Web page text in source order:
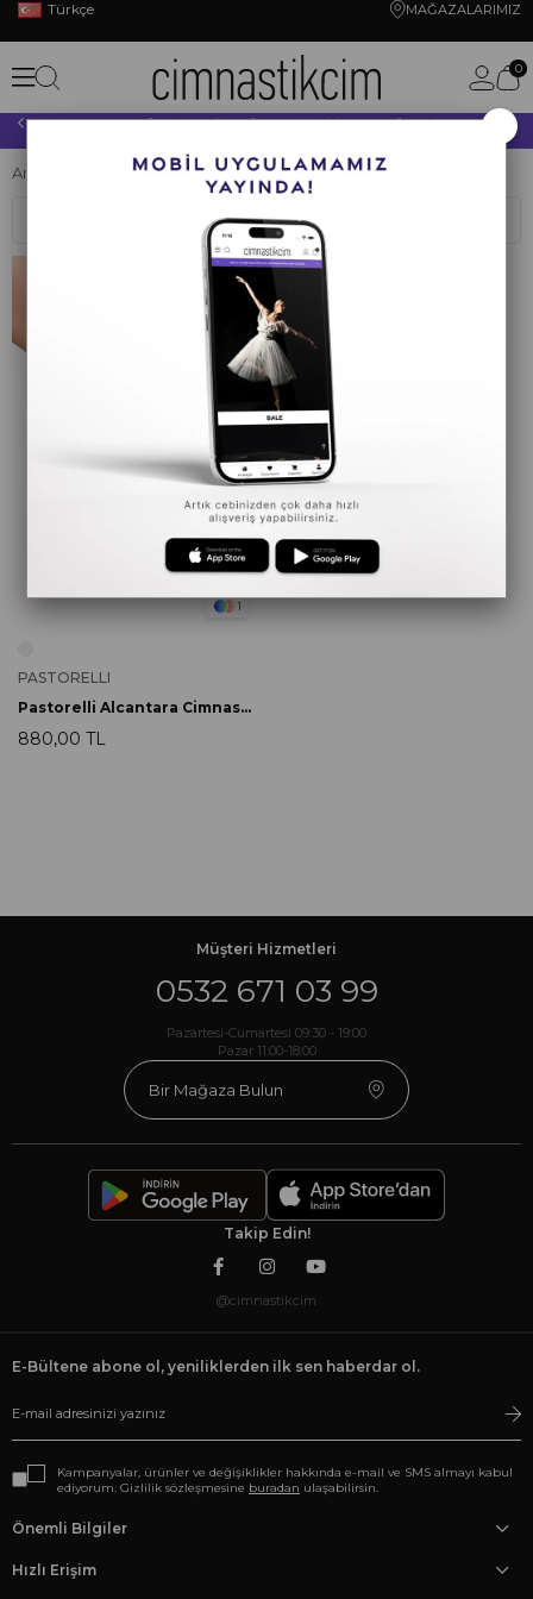
Türkçe MAĞAZALARIMIZ
0
10.000 TL VE ÜZERİ YAPACAĞINIZ TÜM ALIŞVERİŞLERİNİZDE KARGO ÜCRETSİZ!
Anasayfa CİMNASTİK PATİK Pastorelli
1
PASTORELLI
Pastorelli Alcantara Cimnastik Patiği
880,00 TL
Müşteri Hizmetleri
0532 671 03 99
Pazartesi-Cumartesi 09:30 - 19:00
Pazar 11:00-18:00
Bir Mağaza Bulun
Takip Edin!
@cimnastikcim
E-Bültene abone ol, yeniliklerden ilk sen haberdar ol.
Kampanyalar, ürünler ve değişiklikler hakkında e-mail ve SMS almayı kabul
ediyorum. Gizlilik sözleşmesine buradan ulaşabilirsin.
Önemli Bilgiler
Hızlı Erişim